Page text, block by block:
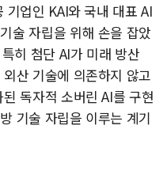
기업인 KAI와 국내 대표 AI
술 자립을 위해 손을 잡았
히 첨단 AI가 미래 방산
산 기술에 의존하지 않고
독자적 소버린 AI를 구현
기술 자립을 이루는 계기